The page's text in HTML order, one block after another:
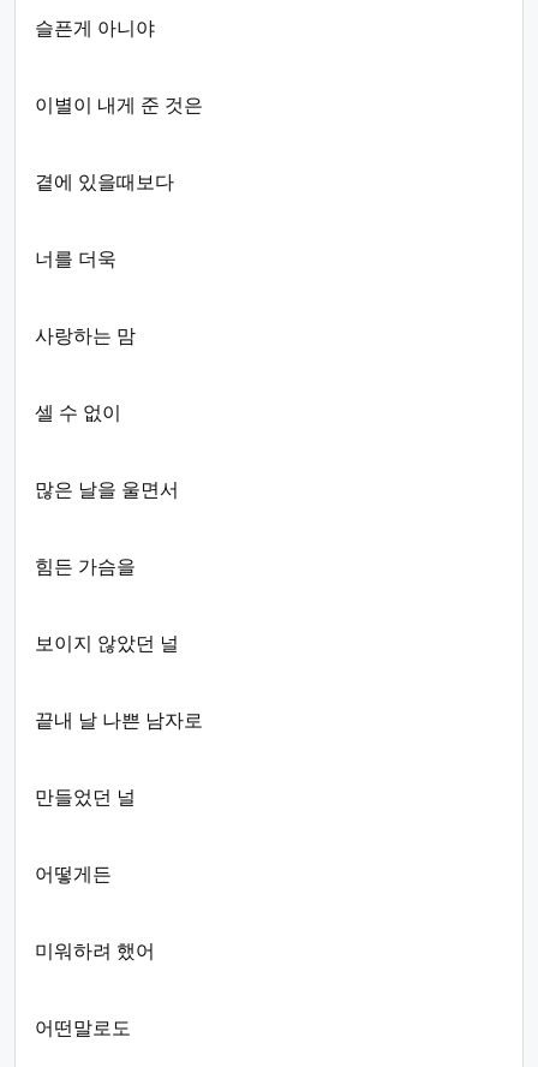
슬픈게 아니야
이별이 내게 준 것은
곁에 있을때보다
너를 더욱
사랑하는 맘
셀 수 없이
많은 날을 울면서
힘든 가슴을
보이지 않았던 널
끝내 날 나쁜 남자로
만들었던 널
어떻게든
미워하려 했어
어떤말로도